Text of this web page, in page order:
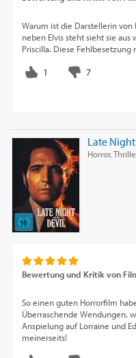
Warum ist die Darstellerin von
neben Elvis steht sieht sie
Priscilla. Diese Fehlbesetzung
Late
Horror,
Bewertung und Kritik von
So einen guten Horrorfilm
Überraschende Wendungen,
Anspielung auf Lorraine und
meinerseits!